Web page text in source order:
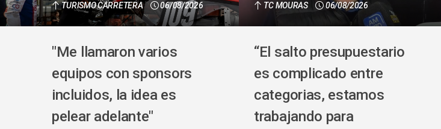
TURISMO CARRETERA 06/08/2026
"Me llamaron varios
equipos con sponsors
incluidos, la idea es
pelear adelante"
TC MOURAS 06/08/2026
“El salto presupuestario
es complicado entre
categorias, estamos
trabajando para